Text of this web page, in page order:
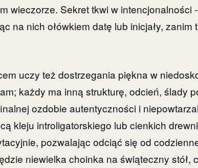
wieczorze. Sekret tkwi w intencjonalności
na nich ołówkiem datę lub inicjały, zanim
uczy też dostrzegania piękna w
każdy ma inną strukturę, odcień, ślady
ozdobie autentyczności i
kleju introligatorskiego lub cienkich
pozwalając odciąć się od
niewielka choinka na świąteczny stół,